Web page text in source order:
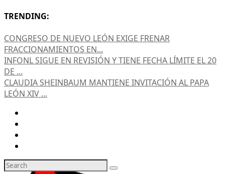
TRENDING:
CONGRESO DE NUEVO LEÓN EXIGE FRENAR
FRACCIONAMIENTOS EN...
INFONL SIGUE EN REVISIÓN Y TIENE FECHA LÍMITE EL 20
DE ...
CLAUDIA SHEINBAUM MANTIENE INVITACIÓN AL PAPA
LEÓN XIV ...